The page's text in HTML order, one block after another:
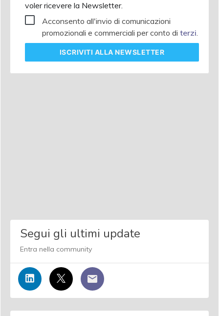
voler ricevere la Newsletter.
Acconsento all'invio di comunicazioni
promozionali e commerciali per conto di terzi.
ISCRIVITI ALLA NEWSLETTER
Segui gli ultimi update
Entra nella community